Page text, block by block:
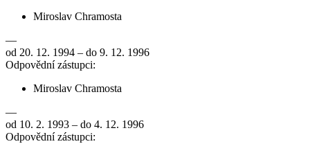
Miroslav Chramosta
—
od 20. 12. 1994 – do 9. 12. 1996
Odpovědní zástupci:
Miroslav Chramosta
—
od 10. 2. 1993 – do 4. 12. 1996
Odpovědní zástupci: